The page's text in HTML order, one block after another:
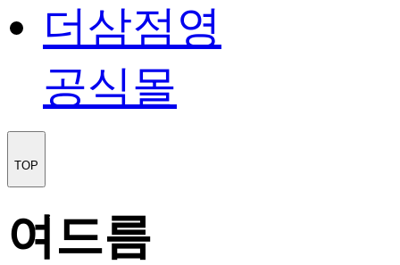
더삼점영
공식몰
TOP
여드름